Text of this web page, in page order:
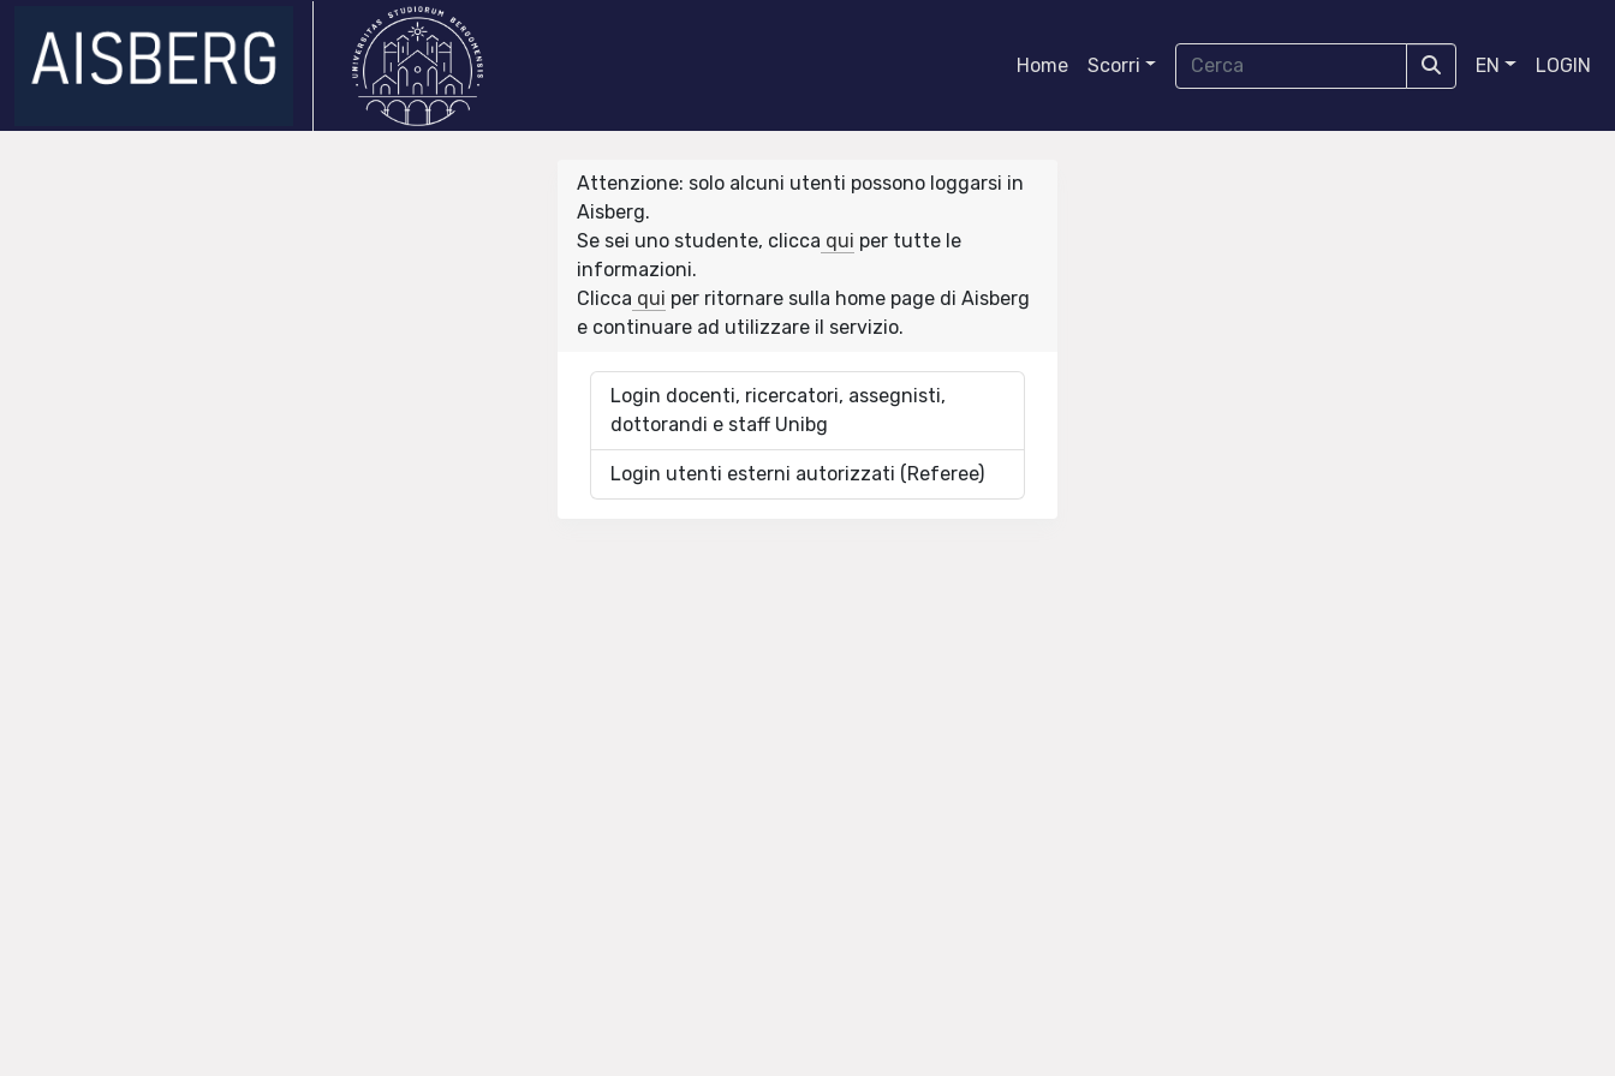
Home Scorri EN LOGIN
Attenzione: solo alcuni utenti possono loggarsi in
Aisberg.
Se sei uno studente, clicca qui per tutte le
informazioni.
Clicca qui per ritornare sulla home page di Aisberg
e continuare ad utilizzare il servizio.
Login docenti, ricercatori, assegnisti,
dottorandi e staff Unibg
Login utenti esterni autorizzati (Referee)